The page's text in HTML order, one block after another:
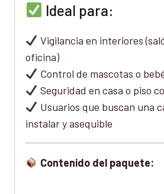
Ideal para:
Vigilancia en interiores
oficina)
Control de mascotas o
Seguridad en casa o piso
Usuarios que buscan una
instalar y asequible
Contenido del paquete: